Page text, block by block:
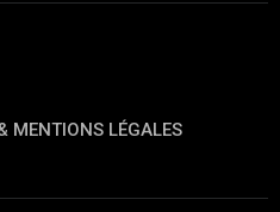
MENTIONS LÉGALES